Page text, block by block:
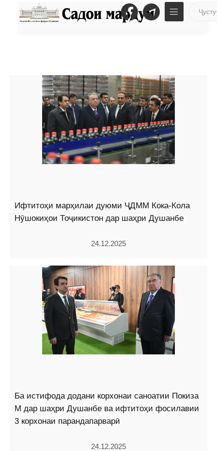
Ифтитоҳи марҳилаи дуюми ҶДММ Кока-Кола
Нӯшокиҳои Тоҷикистон дар шаҳри Душанбе
24.12.2025
Ба истифода додани корхонаи саноатии Покиза
М дар шаҳри Душанбе ва ифтитоҳи фосилавии
3 корхонаи парандапарварӣ
24.12.2025